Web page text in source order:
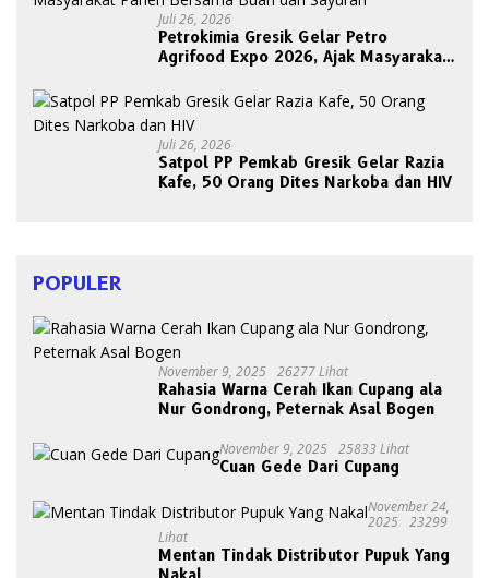
Juli 26, 2026
Petrokimia Gresik Gelar Petro
Agrifood Expo 2026, Ajak Masyarakat
Juli 26, 2026
Satpol PP Pemkab Gresik Gelar Razia
Kafe, 50 Orang Dites Narkoba dan HIV
POPULER
November 9, 2025 26277 Lihat
Rahasia Warna Cerah Ikan Cupang ala
Nur Gondrong, Peternak Asal Bogen
November 9, 2025 25833 Lihat
Cuan Gede Dari Cupang
November 24,
2025 23299
Lihat
Mentan Tindak Distributor Pupuk Yang